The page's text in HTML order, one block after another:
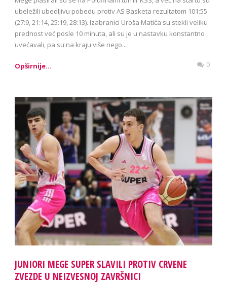
ubeležili ubedljivu pobedu protiv AS Basketa rezultatom 101:55
(27:9, 21:14, 25:19, 28:13). Izabranici Uroša Matića su stekli veliku
prednost već posle 10 minuta, ali su je u nastavku konstantno
uvećavali, pa su na kraju više nego...
Opširnije... 0
JUNIORI MEGE SUPER SLAVILI PROTIV CRVENE
ZVEZDE U NEIZVESNOJ ZAVRŠNICI